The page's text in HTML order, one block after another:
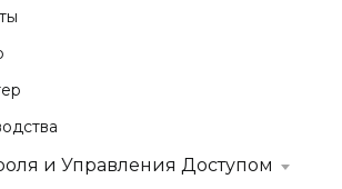
и Управления Доступом